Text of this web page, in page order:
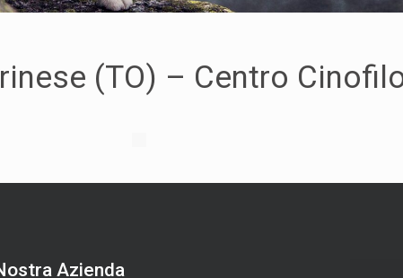
(TO) – Centro
Azienda